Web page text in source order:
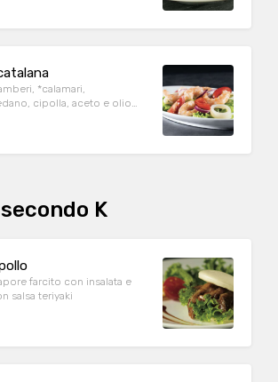
*calamari,
cipolla, aceto e olio
K
farcito con insalata e
salsa teriyaki